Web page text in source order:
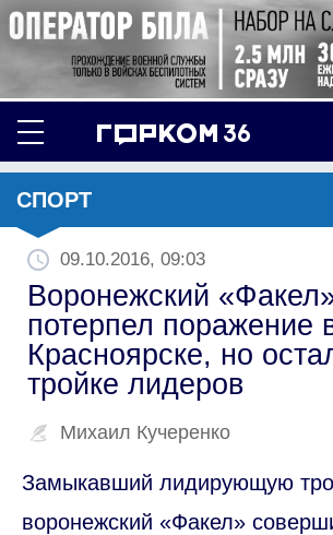
СПОРТ
09.10.2016, 09:03
Воронежский
потерпел поражение
Красноярске, но
тройке лидеров
Михаил Кучеренко
Замыкавший лидирующую
воронежский «Факел»